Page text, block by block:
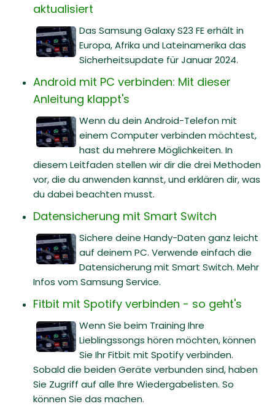
aktualisiert
Das Samsung Galaxy S23 FE erhält in
Europa, Afrika und Lateinamerika das
Sicherheitsupdate für Januar 2024.
Android mit PC verbinden: Mit dieser
Anleitung klappt's
Wenn du dein Android-Telefon mit
einem Computer verbinden möchtest,
hast du mehrere Möglichkeiten. In
diesem Leitfaden stellen wir dir die drei Methoden
vor, die du anwenden kannst, und erklären dir, was
du dabei beachten musst.
Datensicherung mit Smart Switch
Sichere deine Handy-Daten ganz leicht
auf deinem PC. Verwende einfach die
Datensicherung mit Smart Switch. Mehr
Infos vom Samsung Service.
Fitbit mit Spotify verbinden - so geht's
Wenn Sie beim Training Ihre
Lieblingssongs hören möchten, können
Sie Ihr Fitbit mit Spotify verbinden.
Sobald die beiden Geräte verbunden sind, haben
Sie Zugriff auf alle Ihre Wiedergabelisten. So
können Sie das machen.